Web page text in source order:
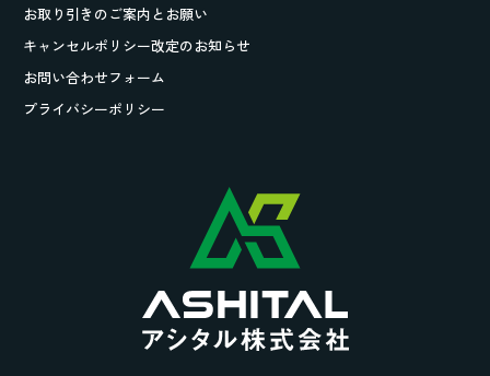
お取り引きのご案内とお願い
キャンセルポリシー改定のお知らせ
お問い合わせフォーム
プライバシーポリシー